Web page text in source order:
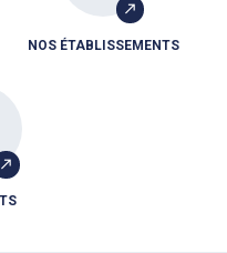
NOS ÉTABLISSEMENTS